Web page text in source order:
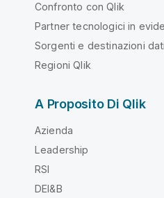
Confronto con Qlik
Partner tecnologici in
Sorgenti e destinazioni dati
Regioni Qlik
A Proposito Di Qlik
Azienda
Leadership
RSI
DEI&B